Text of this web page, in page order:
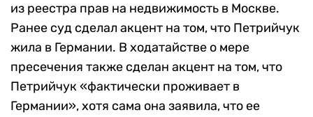
из реестра прав на недвижимость в Москве.
Ранее суд сделал акцент на том, что Петрийчук
жила в Германии. В ходатайстве о мере
пресечения также сделан акцент на том, что
Петрийчук «фактически проживает в
Германии», хотя сама она заявила, что ее